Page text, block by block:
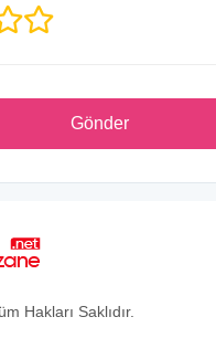
Gönder
Hakları Saklıdır.